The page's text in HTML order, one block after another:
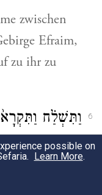
zwischen
Efraim,
zu ihr zu
6
וַתִּשְׁלַ֗ח
נַפְתָּלִ֑י
possible on
Learn More.